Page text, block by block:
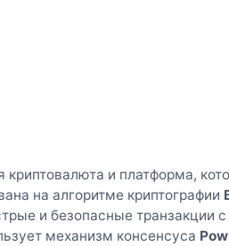
и платформа,
на алгоритме криптографии
и безопасные транзакции
механизм консенсуса